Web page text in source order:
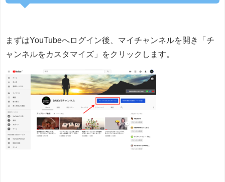
まずはYouTubeへログイン後、マイチャンネルを開き「チ
ャンネルをカスタマイズ」をクリックします。